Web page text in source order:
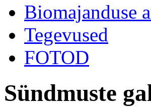
Biomajanduse
Tegevused
FOTOD
Sündmuste